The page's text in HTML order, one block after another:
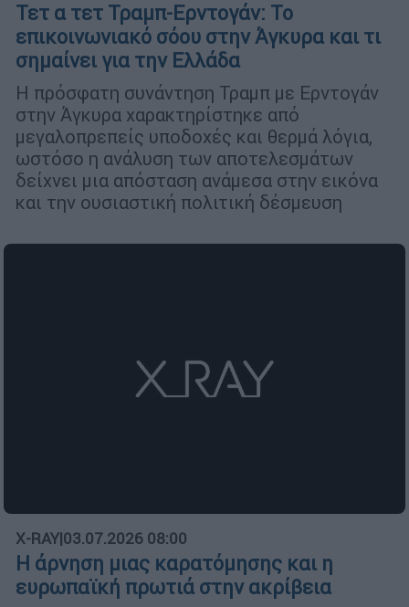
Τετ α τετ Τραμπ-Ερντογάν: Το
επικοινωνιακό σόου στην Άγκυρα και τι
σημαίνει για την Ελλάδα
Η πρόσφατη συνάντηση Τραμπ με Ερντογάν
στην Άγκυρα χαρακτηρίστηκε από
μεγαλοπρεπείς υποδοχές και θερμά λόγια,
ωστόσο η ανάλυση των αποτελεσμάτων
δείχνει μια απόσταση ανάμεσα στην εικόνα
και την ουσιαστική πολιτική δέσμευση
X-RAY|03.07.2026 08:00
Η άρνηση μιας καρατόμησης και η
ευρωπαϊκή πρωτιά στην ακρίβεια